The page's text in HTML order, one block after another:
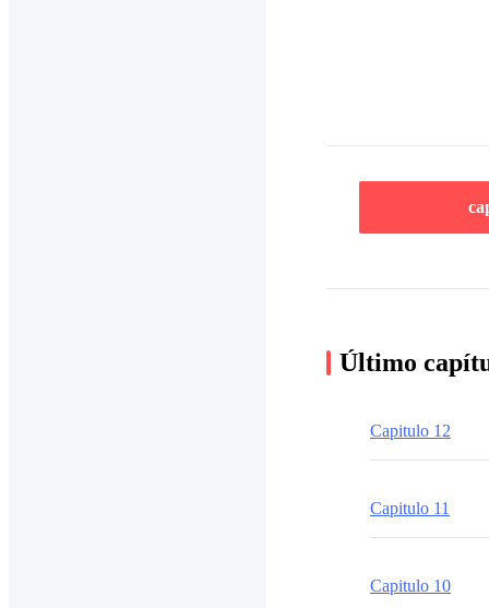
Último
Capitulo 12
Capitulo 11
Capitulo 10